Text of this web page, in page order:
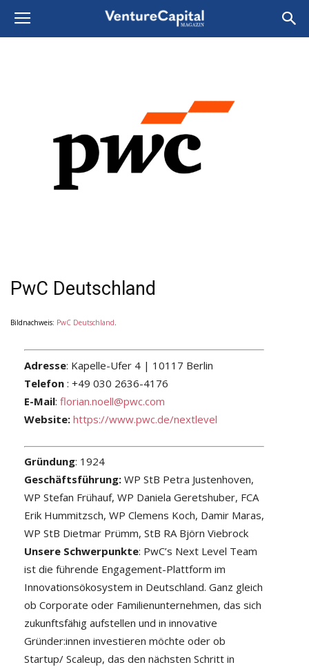
PwC Deutschland
Bildnachweis: PwC Deutschland
Adresse: Kapelle-Ufer 4 | 10117 Berlin
Telefon : +49 030 2636-4176
E-Mail: florian.noell@pwc.com
Website: https://www.pwc.de/nextlevel
Gründung: 1924
Geschäftsführung: WP StB Petra Justenhoven,
WP Stefan Frühauf, WP Daniela Geretshuber, FCA
Erik Hummitzsch, WP Clemens Koch, Damir Maras,
WP StB Dietmar Prümm, StB RA Björn Viebrock
Unsere Schwerpunkte: PwC’s Next Level Team
ist die führende Engagement-Plattform im
Innovationsökosystem in Deutschland. Ganz gleich
ob Corporate oder Familienunternehmen, das sich
zukunftsfähig aufstellen und in innovative
Gründer:innen investieren möchte oder ob
Startup/ Scaleup, das den nächsten Schritt in